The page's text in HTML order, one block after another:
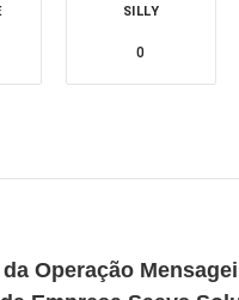
SILLY
0
Operação